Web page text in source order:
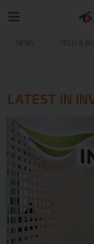
NEWS TECH &
LATEST IN